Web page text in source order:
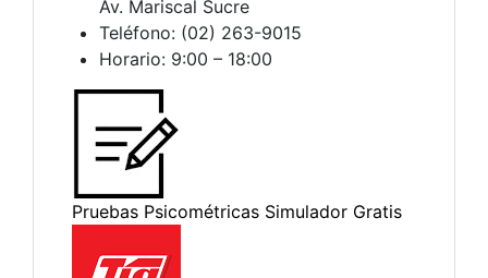
Av. Mariscal Sucre
Teléfono: (02) 263-9015
Horario: 9:00 – 18:00